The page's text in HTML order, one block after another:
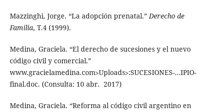
Mazzinghi, Jorge. “La adopción prenatal.”Derecho de
Familia, T.4 (1999).
Medina, Graciela. “El derecho de sucesiones y el nuevo
código civil y comercial.”
www.gracielamedina.com˃Uploads˃:SUCESIONES-…IPIO-
final.doc. (Consulta: 10 abr. 2017)
Medina, Graciela. “Reforma al código civil argentino en